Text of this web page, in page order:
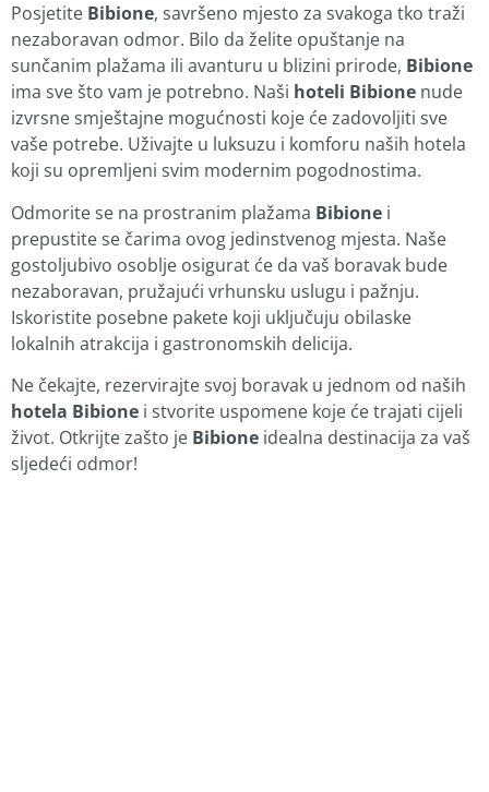
Posjetite Bibione, savršeno mjesto za svakoga tko traži
nezaboravan odmor. Bilo da želite opuštanje na
sunčanim plažama ili avanturu u blizini prirode, Bibione
ima sve što vam je potrebno. Naši hoteli Bibione nude
izvrsne smještajne mogućnosti koje će zadovoljiti sve
vaše potrebe. Uživajte u luksuzu i komforu naših hotela
koji su opremljeni svim modernim pogodnostima.
Odmorite se na prostranim plažama Bibione i
prepustite se čarima ovog jedinstvenog mjesta. Naše
gostoljubivo osoblje osigurat će da vaš boravak bude
nezaboravan, pružajući vrhunsku uslugu i pažnju.
Iskoristite posebne pakete koji uključuju obilaske
lokalnih atrakcija i gastronomskih delicija.
Ne čekajte, rezervirajte svoj boravak u jednom od naših
hotela Bibione i stvorite uspomene koje će trajati cijeli
život. Otkrijte zašto je Bibione idealna destinacija za vaš
sljedeći odmor!